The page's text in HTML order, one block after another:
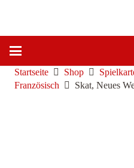
Startseite Shop
Französisch
Skat, Neues